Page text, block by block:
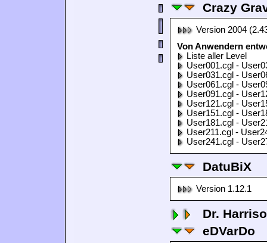
Crazy
Version 2004
Von Anwendern
Liste aller Level
User001.cgl -
User031.cgl -
User061.cgl -
User091.cgl -
User121.cgl -
User151.cgl -
User181.cgl -
User211.cgl -
User241.cgl -
DatuBiX
Version 1.12.1
Dr.
eDVarDo